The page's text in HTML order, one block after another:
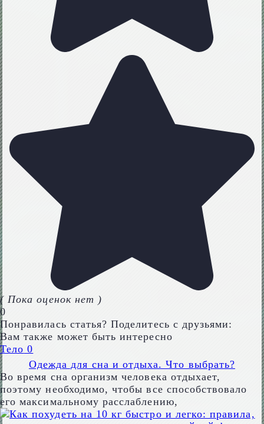
( Пока оценок нет )
0
Понравилась статья? Поделитесь с друзьями:
Вам также может быть интересно
Тело 0
Одежда для сна и отдыха. Что выбрать?
Во время сна организм человека отдыхает,
поэтому необходимо, чтобы все способствовало
его максимальному расслаблению,